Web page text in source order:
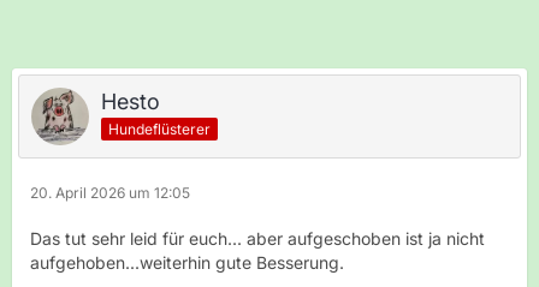
Hesto
Hundeflüsterer
20. April 2026 um 12:05
Das tut sehr leid für euch... aber aufgeschoben ist ja nicht
aufgehoben...weiterhin gute Besserung.